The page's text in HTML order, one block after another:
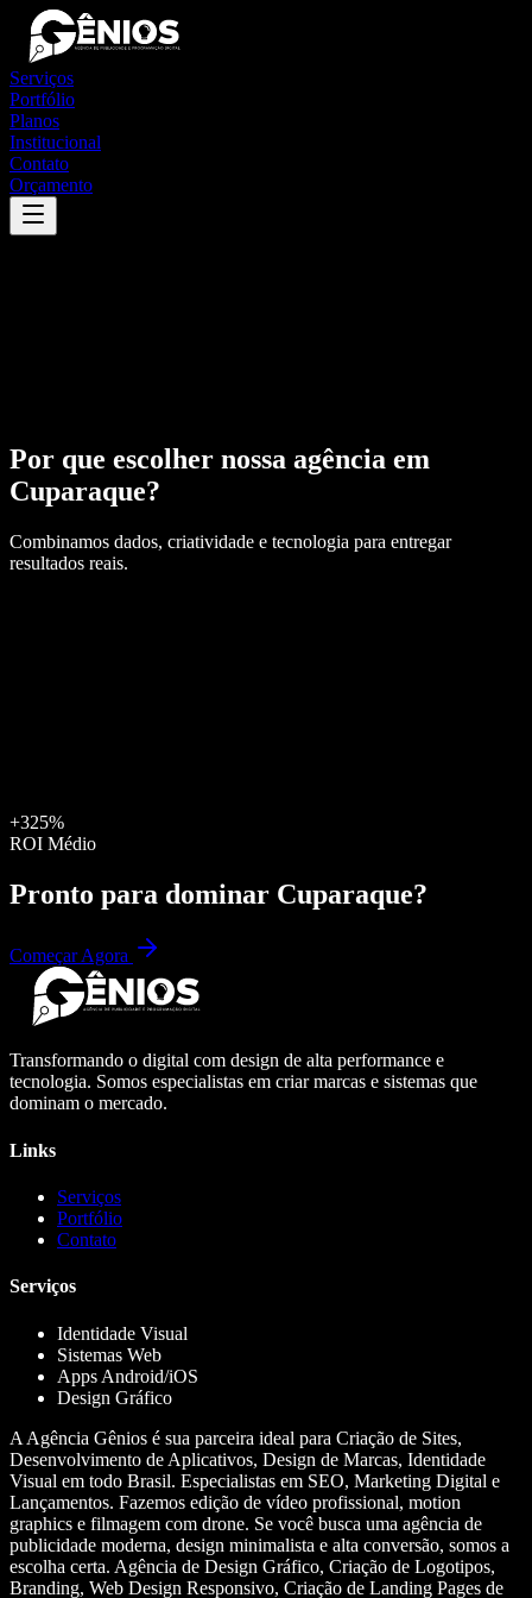
Serviços
Portfólio
Planos
Institucional
Contato
Orçamento
Por que escolher nossa agência em
Cuparaque?
Combinamos dados, criatividade e tecnologia para entregar
resultados reais.
+325%
ROI Médio
Pronto para dominar Cuparaque?
Começar Agora
Transformando o digital com design de alta performance e
tecnologia. Somos especialistas em criar marcas e sistemas que
dominam o mercado.
Links
Serviços
Portfólio
Contato
Serviços
Identidade Visual
Sistemas Web
Apps Android/iOS
Design Gráfico
A Agência Gênios é sua parceira ideal para Criação de Sites,
Desenvolvimento de Aplicativos, Design de Marcas, Identidade
Visual em todo Brasil. Especialistas em SEO, Marketing Digital e
Lançamentos. Fazemos edição de vídeo profissional, motion
graphics e filmagem com drone. Se você busca uma agência de
publicidade moderna, design minimalista e alta conversão, somos a
escolha certa. Agência de Design Gráfico, Criação de Logotipos,
Branding, Web Design Responsivo, Criação de Landing Pages de